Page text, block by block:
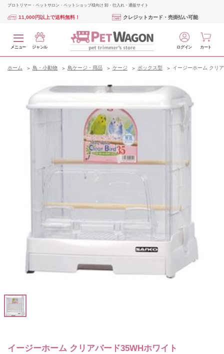
プロトリマー・ペットサロン・ペットショップ様向け 卸・仕入れ・通販サイト
11,000円以上で送料無料！ クレジットカード・売掛払い可能
メニュー ジャンル ログイン カート
ホーム 鳥・小動物 鳥ケージ・用品 ケージ ボックス型 イージーホーム クリ
イージーホーム クリアバード35WHホワイト